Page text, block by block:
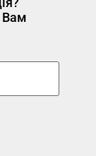
Вам